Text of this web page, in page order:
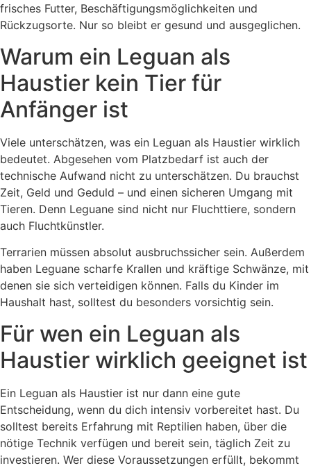
frisches Futter, Beschäftigungsmöglichkeiten und
Rückzugsorte. Nur so bleibt er gesund und ausgeglichen.
Warum ein Leguan als
Haustier kein Tier für
Anfänger ist
Viele unterschätzen, was ein Leguan als Haustier wirklich
bedeutet. Abgesehen vom Platzbedarf ist auch der
technische Aufwand nicht zu unterschätzen. Du brauchst
Zeit, Geld und Geduld – und einen sicheren Umgang mit
Tieren. Denn Leguane sind nicht nur Fluchttiere, sondern
auch Fluchtkünstler.
Terrarien müssen absolut ausbruchssicher sein. Außerdem
haben Leguane scharfe Krallen und kräftige Schwänze, mit
denen sie sich verteidigen können. Falls du Kinder im
Haushalt hast, solltest du besonders vorsichtig sein.
Für wen ein Leguan als
Haustier wirklich geeignet ist
Ein Leguan als Haustier ist nur dann eine gute
Entscheidung, wenn du dich intensiv vorbereitet hast. Du
solltest bereits Erfahrung mit Reptilien haben, über die
nötige Technik verfügen und bereit sein, täglich Zeit zu
investieren. Wer diese Voraussetzungen erfüllt, bekommt